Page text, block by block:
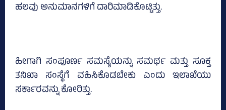
ಹಲವು ಅನುಮಾನಗಳಿಗೆ ದಾರಿಮಾಡಿಕೊಟ್ಟಿತ್ತು.
ಹೀಗಾಗಿ ಸಂಪೂರ್ಣ ಸಮಸ್ಯೆಯನ್ನು ಸಮರ್ಥ ಮತ್ತು ಸೂಕ್ತ
ತನಿಖಾ ಸಂಸ್ಥೆಗೆ ವಹಿಸಿಕೊಡಬೇಕು ಎಂದು ಇಲಾಖೆಯು
ಸರ್ಕಾರವನ್ನು ಕೋರಿತ್ತು.